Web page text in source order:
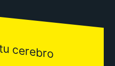
cerebro